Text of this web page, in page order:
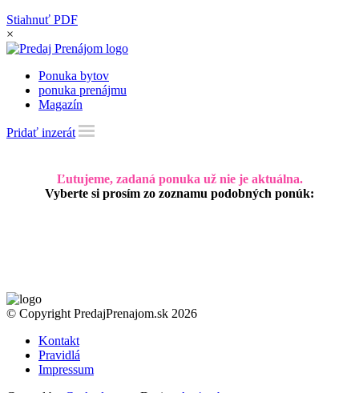
Stiahnuť PDF
×
Ponuka bytov
ponuka prenájmu
Magazín
Pridať inzerát
Ľutujeme, zadaná ponuka už nie je aktuálna.
Vyberte si prosím zo zoznamu podobných ponúk:
© Copyright PredajPrenajom.sk 2026
Kontakt
Pravidlá
Impressum